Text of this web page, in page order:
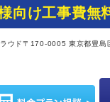
向け工事費無
ウド〒170-0005 東京都豊